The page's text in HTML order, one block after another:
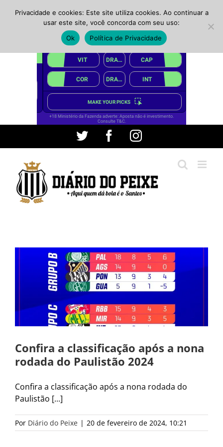
conteúdo
Twitter FacebookInstagram
Confira a classificação após a nona
rodada do Paulistão 2024
Confira a classificação após a nona rodada do
Paulistão [...]
Por Diário do Peixe | 20 de fevereiro de 2024, 10:21
Privacidade e cookies: Este site utiliza cookies. Ao continuar a
usar este site, você concorda com seu uso:
Ok
Política de Privacidade